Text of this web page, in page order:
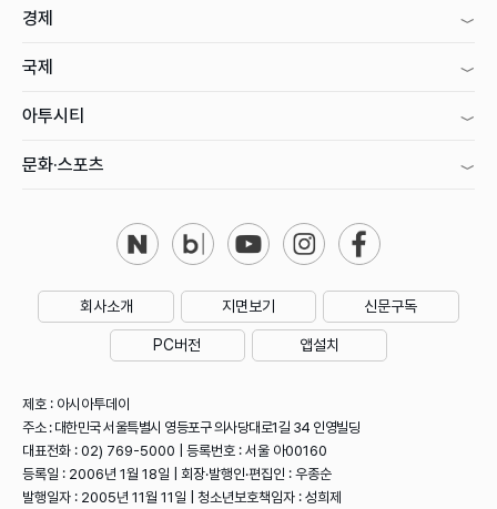
경제
국제
아투시티
문화·스포츠
회사소개 지면보기 신문구독
PC버전 앱설치
제호 : 아시아투데이
주소 : 대한민국 서울특별시 영등포구 의사당대로1길 34 인영빌딩
대표전화 : 02) 769-5000 | 등록번호 : 서울 아00160
등록일 : 2006년 1월 18일 | 회장·발행인·편집인 : 우종순
발행일자 : 2005년 11월 11일 | 청소년보호책임자 : 성희제